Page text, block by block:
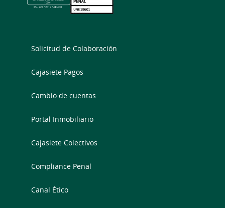
Solicitud de Colaboración
Cajasiete Pagos
Cambio de cuentas
Portal Inmobiliario
Cajasiete Colectivos
Compliance Penal
Canal Ético